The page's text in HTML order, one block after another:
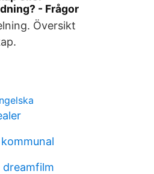
- Frågor
Översikt
dreamfilm